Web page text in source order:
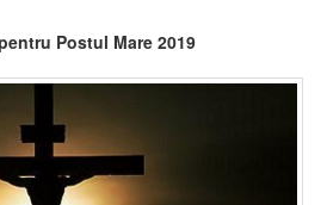
Postul Mare 2019